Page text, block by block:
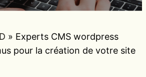
» Experts CMS wordpress
pour la création de votre site